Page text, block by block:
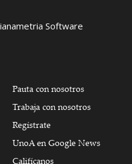
Software
Pauta con nosotros
Trabaja con nosotros
Regístrate
UnoA en Google News
Califícanos